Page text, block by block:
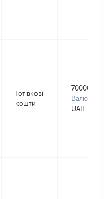
Готівкові
кошти
70000
Валюта:
UAH